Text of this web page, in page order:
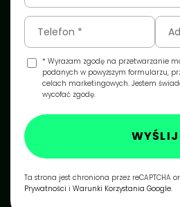
* Wyrażam zgodę na przetwarzanie
podanych w powyższym formularzu,
celach marketingowych. Jestem
wycofać zgodę.
WYŚLIJ
Ta strona jest chroniona przez reCAPTCHA
Prywatności i Warunki Korzystania Google.